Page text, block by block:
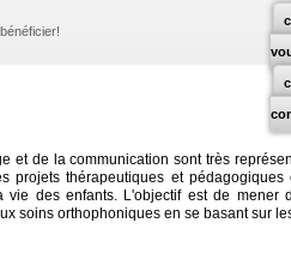
et de la communication sont très
projets thérapeutiques et
vie des enfants. L'objectif est de mener
soins orthophoniques en se basant sur